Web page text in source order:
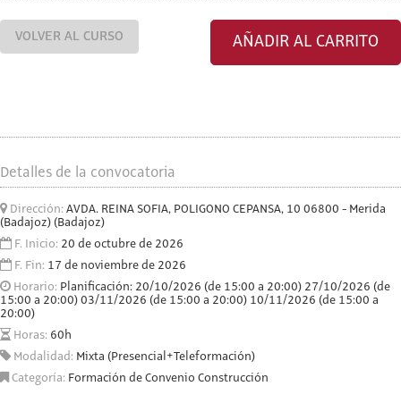
VOLVER AL CURSO AÑADIR AL CARRITO
Detalles de la convocatoria
Dirección: AVDA. REINA SOFIA, POLIGONO CEPANSA, 10 06800 - Merida
(Badajoz) (Badajoz)
F. Inicio: 20 de octubre de 2026
F. Fin: 17 de noviembre de 2026
Horario: Planificación: 20/10/2026 (de 15:00 a 20:00) 27/10/2026 (de
15:00 a 20:00) 03/11/2026 (de 15:00 a 20:00) 10/11/2026 (de 15:00 a
20:00)
Horas: 60h
Modalidad: Mixta (Presencial+Teleformación)
Categoría: Formación de Convenio Construcción